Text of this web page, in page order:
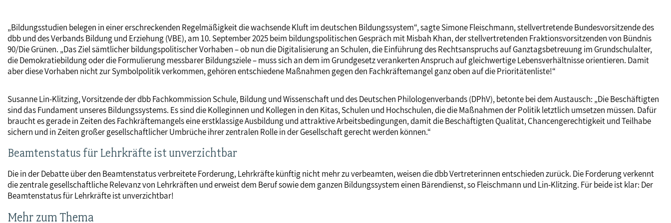
„Bildungsstudien belegen in einer erschreckenden Regelmäßigkeit die wachsende Kluft im deutschen Bildungssystem“, sagte Simone Fleischmann, stellvertretende Bundesvorsitzende des
dbb und des Verbands Bildung und Erziehung (VBE), am 10. September 2025 beim bildungspolitischen Gespräch mit Misbah Khan, der stellvertretenden Fraktionsvorsitzenden von Bündnis
90/Die Grünen. „Das Ziel sämtlicher bildungspolitischer Vorhaben – ob nun die Digitalisierung an Schulen, die Einführung des Rechtsanspruchs auf Ganztagsbetreuung im Grundschulalter,
die Demokratiebildung oder die Formulierung messbarer Bildungsziele – muss sich an dem im Grundgesetz verankerten Anspruch auf gleichwertige Lebensverhältnisse orientieren. Damit
aber diese Vorhaben nicht zur Symbolpolitik verkommen, gehören entschiedene Maßnahmen gegen den Fachkräftemangel ganz oben auf die Prioritätenliste!“
Susanne Lin-Klitzing, Vorsitzende der dbb Fachkommission Schule, Bildung und Wissenschaft und des Deutschen Philologenverbands (DPhV), betonte bei dem Austausch: „Die Beschäftigten
sind das Fundament unseres Bildungssystems. Es sind die Kolleginnen und Kollegen in den Kitas, Schulen und Hochschulen, die die Maßnahmen der Politik letztlich umsetzen müssen. Dafür
braucht es gerade in Zeiten des Fachkräftemangels eine erstklassige Ausbildung und attraktive Arbeitsbedingungen, damit die Beschäftigten Qualität, Chancengerechtigkeit und Teilhabe
sichern und in Zeiten großer gesellschaftlicher Umbrüche ihrer zentralen Rolle in der Gesellschaft gerecht werden können.“
Beamtenstatus für Lehrkräfte ist unverzichtbar
Die in der Debatte über den Beamtenstatus verbreitete Forderung, Lehrkräfte künftig nicht mehr zu verbeamten, weisen die dbb Vertreterinnen entschieden zurück. Die Forderung verkennt
die zentrale gesellschaftliche Relevanz von Lehrkräften und erweist dem Beruf sowie dem ganzen Bildungssystem einen Bärendienst, so Fleischmann und Lin-Klitzing. Für beide ist klar: Der
Beamtenstatus für Lehrkräfte ist unverzichtbar!
Mehr zum Thema